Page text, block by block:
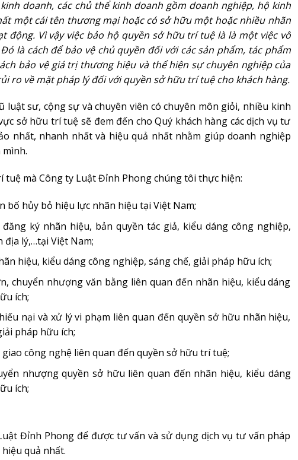
doanh, các chủ thể kinh doanh gồm doanh nghiệp, hộ kinh
một cái tên thương mại hoặc có sở hữu một hoặc nhiều nhãn
động. Vì vậy việc bảo hộ quyền sở hữu trí tuệ là là một việc vô
là cách để bảo vệ chủ quyền đối với các sản phẩm, tác phẩm
bảo vệ giá trị thương hiệu và thể hiện sự chuyên nghiệp của
ro về mặt pháp lý đối với quyền sở hữu trí tuệ cho khách hàng.
luật sư, cộng sự và chuyên viên có chuyên môn giỏi, nhiều kinh
sở hữu trí tuệ sẽ đem đến cho Quý khách hàng các dịch vụ tư
nhất, nhanh nhất và hiệu quả nhất nhằm giúp doanh nghiệp
tuệ mà Công ty Luật Đỉnh Phong chúng tôi thực hiện:
hủy bỏ hiệu lực nhãn hiệu tại Việt Nam;
ký nhãn hiệu, bản quyền tác giả, kiểu dáng công nghiệp,
địa lý,…tại Việt Nam;
hiệu, kiểu dáng công nghiệp, sáng chế, giải pháp hữu ích;
chuyển nhượng văn bằng liên quan đến nhãn hiệu, kiểu dáng
ích;
nại và xử lý vi phạm liên quan đến quyền sở hữu nhãn hiệu,
pháp hữu ích;
công nghệ liên quan đến quyền sở hữu trí tuệ;
nhượng quyền sở hữu liên quan đến nhãn hiệu, kiểu dáng
ích;
Đỉnh Phong để được tư vấn và sử dụng dịch vụ tư vấn pháp
quả nhất.